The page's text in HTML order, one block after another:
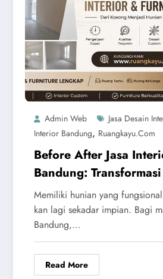
Admin Web Jasa Desain
Interior Bandung, Ruangkayu.com
Before After Jasa
Bandung:
Kamar & Kitchen Set
Memiliki hunian yang
kan lagi sekadar impian. Bagi
Bandung,…
Read More